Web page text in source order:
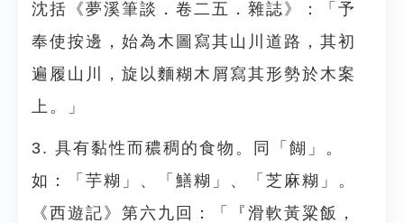
沈括《夢溪筆談．卷二五．雜誌》：「予
奉使按邊，始為木圖寫其山川道路，其初
遍履山川，旋以麵糊木屑寫其形勢於木案
上。」
3. 具有黏性而穠稠的食物。同「餬」。
如：「芋糊」、「鱔糊」、「芝麻糊」。
《西遊記》第六九回：「『滑軟黃粱飯，